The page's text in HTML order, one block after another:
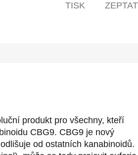
TISK
produkt pro všechny, kteří
CBG9. CBG9 je nový
od ostatních kanabinoidů.